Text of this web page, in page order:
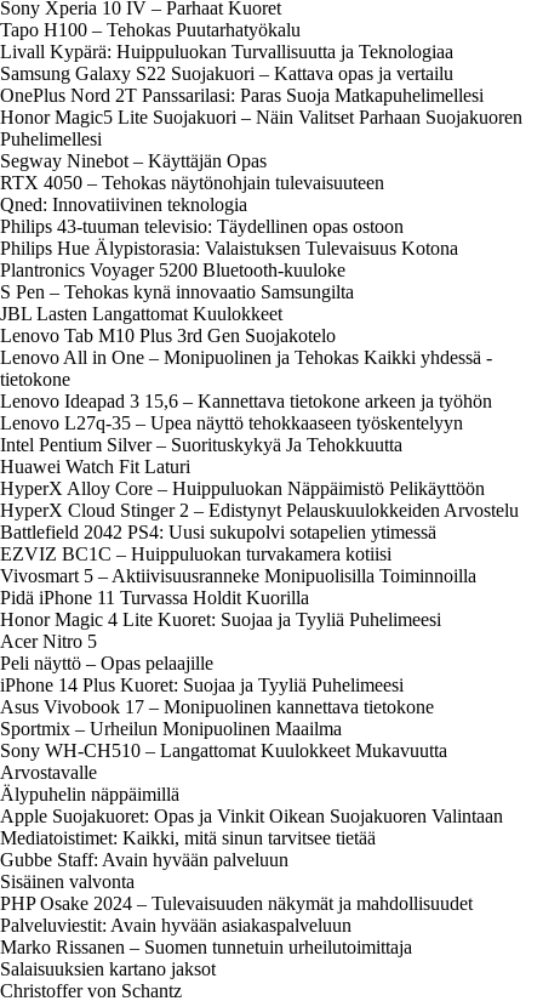
Sony Xperia 10 IV – Parhaat Kuoret
Tapo H100 – Tehokas Puutarhatyökalu
Livall Kypärä: Huippuluokan Turvallisuutta ja Teknologiaa
Samsung Galaxy S22 Suojakuori – Kattava opas ja vertailu
OnePlus Nord 2T Panssarilasi: Paras Suoja Matkapuhelimellesi
Honor Magic5 Lite Suojakuori – Näin Valitset Parhaan Suojakuoren
Puhelimellesi
Segway Ninebot – Käyttäjän Opas
RTX 4050 – Tehokas näytönohjain tulevaisuuteen
Qned: Innovatiivinen teknologia
Philips 43-tuuman televisio: Täydellinen opas ostoon
Philips Hue Älypistorasia: Valaistuksen Tulevaisuus Kotona
Plantronics Voyager 5200 Bluetooth-kuuloke
S Pen – Tehokas kynä innovaatio Samsungilta
JBL Lasten Langattomat Kuulokkeet
Lenovo Tab M10 Plus 3rd Gen Suojakotelo
Lenovo All in One – Monipuolinen ja Tehokas Kaikki yhdessä -
tietokone
Lenovo Ideapad 3 15,6 – Kannettava tietokone arkeen ja työhön
Lenovo L27q-35 – Upea näyttö tehokkaaseen työskentelyyn
Intel Pentium Silver – Suorituskykyä Ja Tehokkuutta
Huawei Watch Fit Laturi
HyperX Alloy Core – Huippuluokan Näppäimistö Pelikäyttöön
HyperX Cloud Stinger 2 – Edistynyt Pelauskuulokkeiden Arvostelu
Battlefield 2042 PS4: Uusi sukupolvi sotapelien ytimessä
EZVIZ BC1C – Huippuluokan turvakamera kotiisi
Vivosmart 5 – Aktiivisuusranneke Monipuolisilla Toiminnoilla
Pidä iPhone 11 Turvassa Holdit Kuorilla
Honor Magic 4 Lite Kuoret: Suojaa ja Tyyliä Puhelimeesi
Acer Nitro 5
Peli näyttö – Opas pelaajille
iPhone 14 Plus Kuoret: Suojaa ja Tyyliä Puhelimeesi
Asus Vivobook 17 – Monipuolinen kannettava tietokone
Sportmix – Urheilun Monipuolinen Maailma
Sony WH-CH510 – Langattomat Kuulokkeet Mukavuutta
Arvostavalle
Älypuhelin näppäimillä
Apple Suojakuoret: Opas ja Vinkit Oikean Suojakuoren Valintaan
Mediatoistimet: Kaikki, mitä sinun tarvitsee tietää
Gubbe Staff: Avain hyvään palveluun
Sisäinen valvonta
PHP Osake 2024 – Tulevaisuuden näkymät ja mahdollisuudet
Palveluviestit: Avain hyvään asiakaspalveluun
Marko Rissanen – Suomen tunnetuin urheilutoimittaja
Salaisuuksien kartano jaksot
Christoffer von Schantz